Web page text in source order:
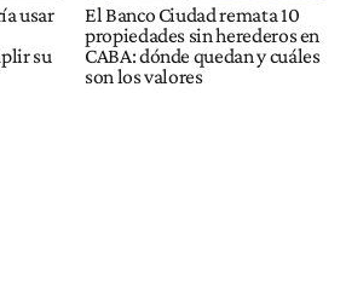
usar
su
El Banco Ciudad remata 10
propiedades sin herederos en
CABA: dónde quedan y cuáles
son los valores